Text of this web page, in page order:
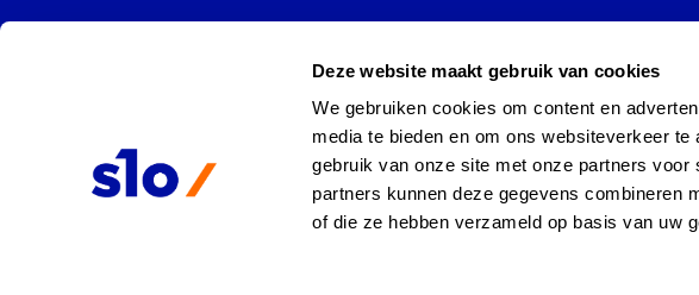
Deze website maakt gebruik van cookies
We gebruiken cookies om content en
media te bieden en om ons websiteverkeer
gebruik van onze site met onze partners
partners kunnen deze gegevens combineren
of die ze hebben verzameld op basis van uw
Sitemap